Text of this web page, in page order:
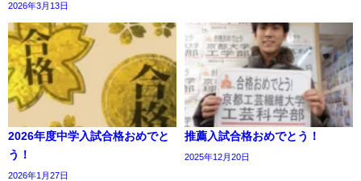
2026年3月13日
2026年度中学入試合格おめでと
う！
2026年1月27日
推薦入試合格おめでとう！
2025年12月20日